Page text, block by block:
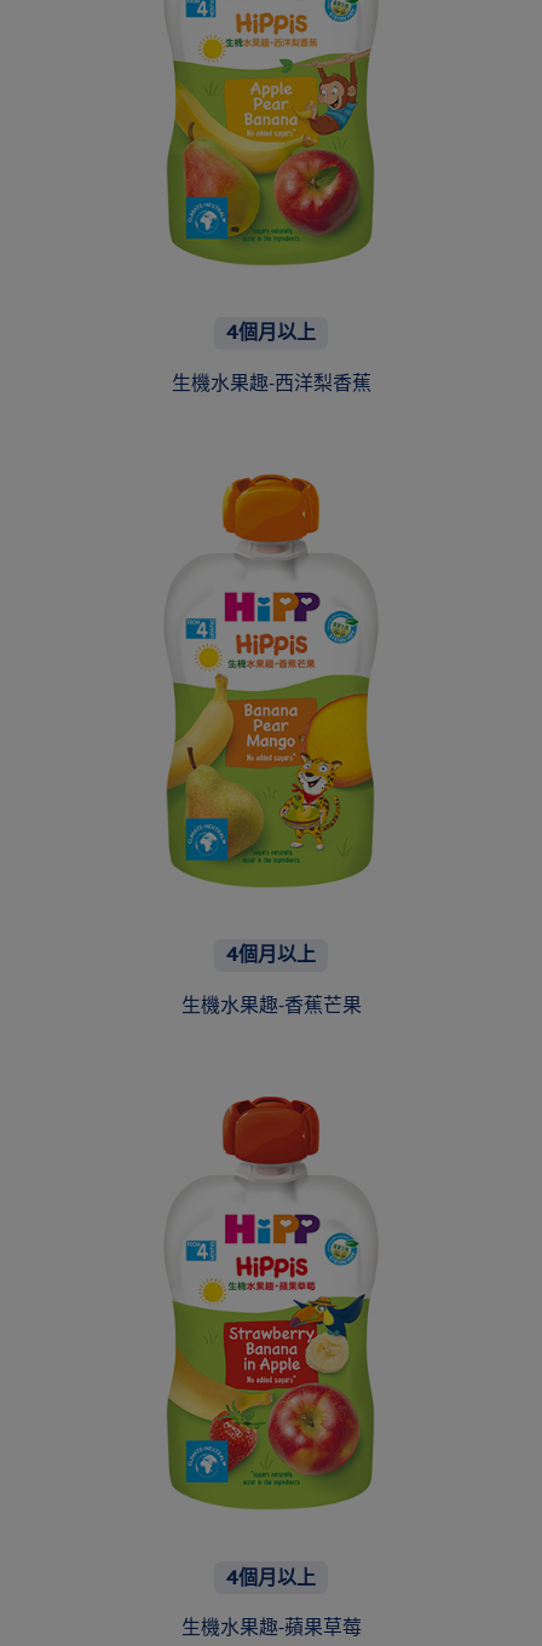
4個月以上
生機水果趣-西洋梨香蕉
4個月以上
生機水果趣-香蕉芒果
4個月以上
生機水果趣-蘋果草莓